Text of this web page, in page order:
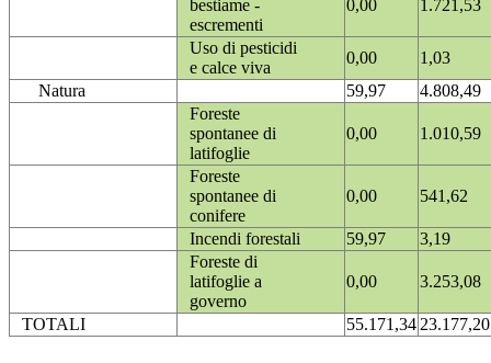
bestiame -
escrementi
0,00 1.721,53
Uso di pesticidi
e calce viva
0,00
1,03
Natura
59,97
4.808,49
Foreste
spontanee di
latifoglie
0,00 1.010,59
Foreste
spontanee di
conifere
0,00 541,62
Incendi forestali 59,97
3,19
Foreste di
latifoglie a
governo
0,00 3.253,08
TOTALI 55.171,3423.177,20